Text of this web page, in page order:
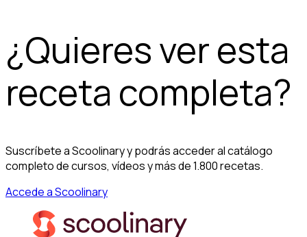
¿Quieres ver esta
receta completa?
Suscríbete a Scoolinary y podrás acceder al catálogo
completo de cursos, vídeos y más de 1.800 recetas.
Accede a Scoolinary